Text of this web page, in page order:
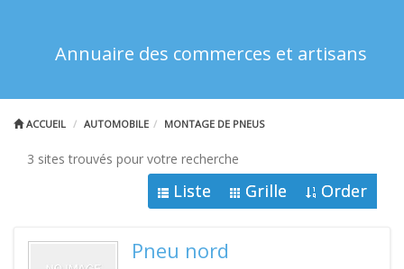
Annuaire des commerces et artisans
ACCUEIL AUTOMOBILE MONTAGE DE PNEUS
3 sites trouvés pour votre recherche
Liste Grille Order
Pneu nord